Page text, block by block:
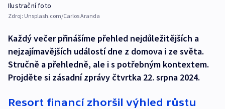
Ilustrační foto
Zdroj: Unsplash.com/Carlos Aranda
Každý večer přinášíme přehled nejdůležitějších a
nejzajímavějších událostí dne z domova i ze světa.
Stručně a přehledně, ale i s potřebným kontextem.
Projděte si zásadní zprávy čtvrtka 22. srpna 2024.
Resort financí zhoršil výhled růstu